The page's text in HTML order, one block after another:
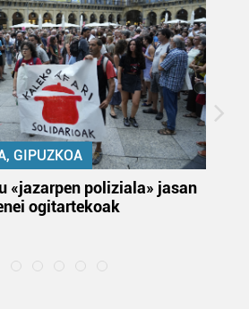
GIPUZKOA
«jazarpen poliziala» jasan
ogitartekoak